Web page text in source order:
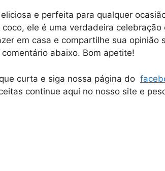
e perfeita para qualquer
ele é uma verdadeira celebração
em casa e compartilhe sua opinião
abaixo. Bom apetite!
curta e siga nossa página do
continue aqui no nosso site e